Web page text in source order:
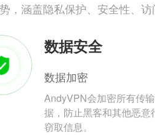
，涵盖隐私保护、安全性、
数据安全
数据加密
AndyVPN会加密所有传
据，防止黑客和其他恶意
窃取信息。